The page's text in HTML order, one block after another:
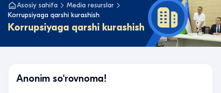
Asosiy sahifa
Media resurslar
Korrupsiyaga qarshi kurashish
Korrupsiyaga qarshi kurashish
Anonim so‘rovnoma!